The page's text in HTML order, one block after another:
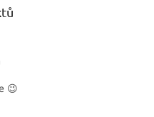
5 z 5 hvězdiček.
😉